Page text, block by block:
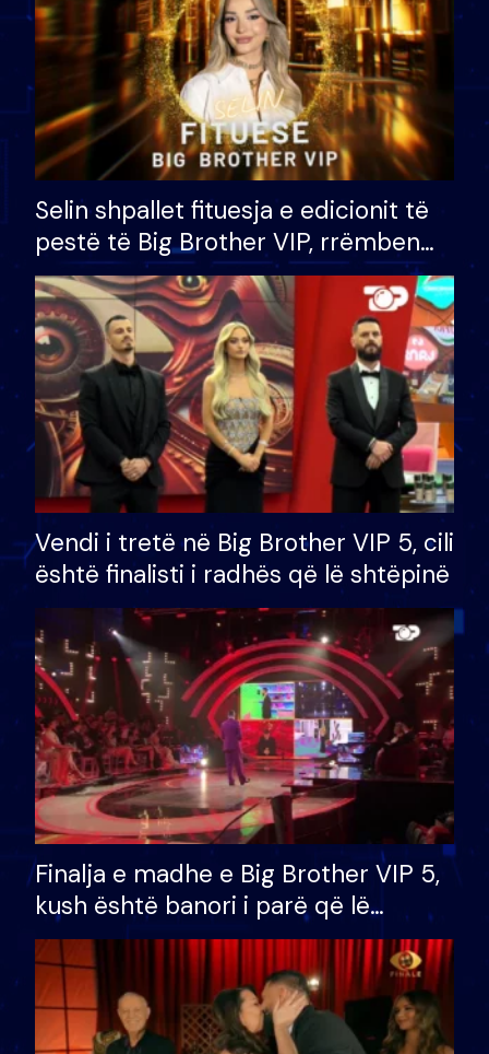
Selin shpallet fituesja e edicionit të
pestë të Big Brother VIP, rrëmben
çmimin e madh prej 100 mijë eurosh
Vendi i tretë në Big Brother VIP 5, cili
është finalisti i radhës që lë shtëpinë
Finalja e madhe e Big Brother VIP 5,
kush është banori i parë që lë
shtëpinë dhe humb mundësinë për
të fituar çmimin e madh